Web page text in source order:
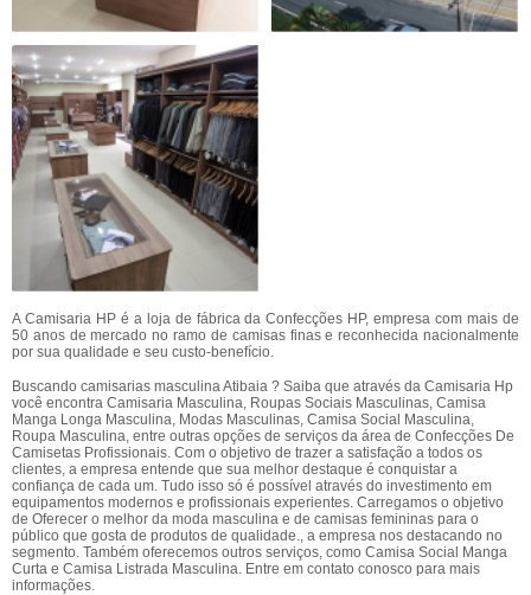
A Camisaria HP é a loja de fábrica da Confecções HP, empresa com mais de
50 anos de mercado no ramo de camisas finas e reconhecida nacionalmente
por sua qualidade e seu custo-benefício.
Buscando camisarias masculina Atibaia ? Saiba que através da Camisaria Hp
você encontra Camisaria Masculina, Roupas Sociais Masculinas, Camisa
Manga Longa Masculina, Modas Masculinas, Camisa Social Masculina,
Roupa Masculina, entre outras opções de serviços da área de Confecções De
Camisetas Profissionais. Com o objetivo de trazer a satisfação a todos os
clientes, a empresa entende que sua melhor destaque é conquistar a
confiança de cada um. Tudo isso só é possível através do investimento em
equipamentos modernos e profissionais experientes. Carregamos o objetivo
de Oferecer o melhor da moda masculina e de camisas femininas para o
público que gosta de produtos de qualidade., a empresa nos destacando no
segmento. Também oferecemos outros serviços, como Camisa Social Manga
Curta e Camisa Listrada Masculina. Entre em contato conosco para mais
informações.